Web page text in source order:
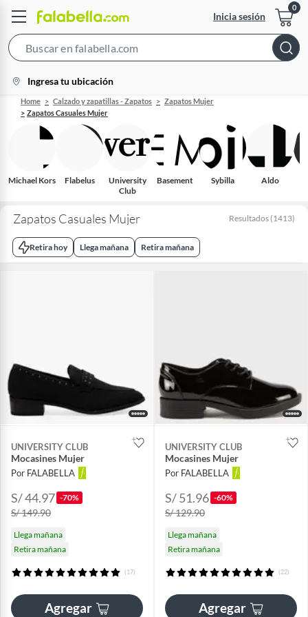
Inicia sesión
Bar
location-
icon
Ingresa tu ubicación
Home Calzado y zapatillas - Zapatos
Zapatos Mujer
Zapatos Casuales Mujer
Michael Kors Flabelus
University
Club
Basement Sybilla Aldo
Zapatos Casuales Mujer Resultados (1413)
Retira hoy Llega mañana Retira mañana
UNIVERSITY CLUB
Mocasines Mujer
Por FALABELLA
S/ 44.97 -70%
S/ 149.90
Llega mañana
Retira mañana
(17)
Agregar
UNIVERSITY CLUB
Mocasines Mujer
Por FALABELLA
S/ 51.96 -60%
S/ 129.90
Llega mañana
Retira mañana
(22)
Agregar